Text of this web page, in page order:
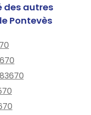
des autres
Pontevès